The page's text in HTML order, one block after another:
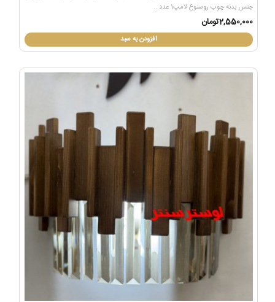
جنس بدنه چوب روسنوع لامپ1 عدد ..
2,550,000تومان
افزودن به سبد